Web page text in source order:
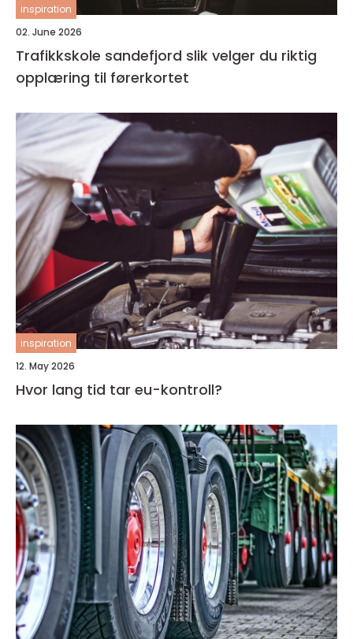
inspiration
02. June 2026
Trafikkskole sandefjord slik velger du riktig
opplæring til førerkortet
inspiration
12. May 2026
Hvor lang tid tar eu-kontroll?